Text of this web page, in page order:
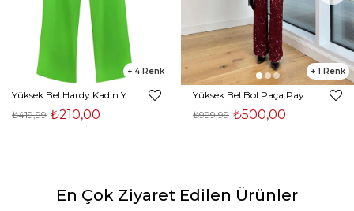
4
Yüksek Bel Hardy Kadın Yeşil Palazzo Pantolon 23K000407
₺210,00
₺419,99
1
₺500,00
₺999,99
En Çok Ziyaret Edilen Ürünler